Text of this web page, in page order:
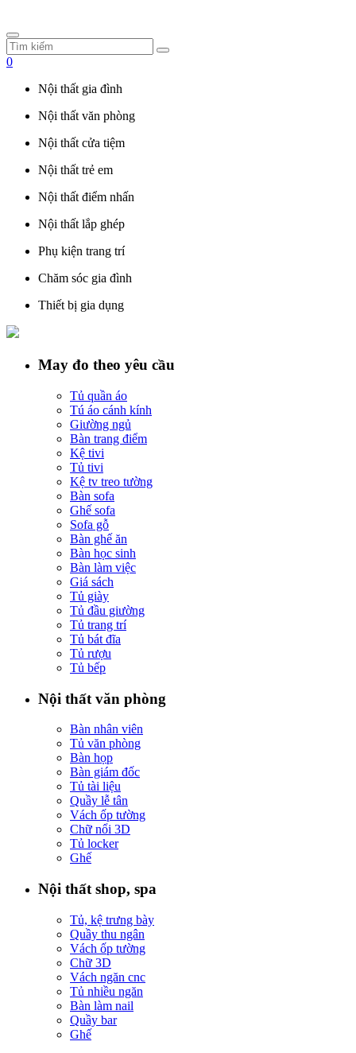
0
Nội thất gia đình
Nội thất văn phòng
Nội thất cửa tiệm
Nội thất trẻ em
Nội thất điểm nhấn
Nội thất lắp ghép
Phụ kiện trang trí
Chăm sóc gia đình
Thiết bị gia dụng
May đo theo yêu cầu
Tủ quần áo
Tú áo cánh kính
Giường ngủ
Bàn trang điểm
Kệ tivi
Tủ tivi
Kệ tv treo tường
Bàn sofa
Ghế sofa
Sofa gỗ
Bàn ghế ăn
Bàn học sinh
Bàn làm việc
Giá sách
Tủ giày
Tủ đầu giường
Tủ trang trí
Tủ bát đĩa
Tủ rượu
Tủ bếp
Nội thất văn phòng
Bàn nhân viên
Tủ văn phòng
Bàn họp
Bàn giám đốc
Tủ tài liệu
Quầy lễ tân
Vách ốp tường
Chữ nổi 3D
Tủ locker
Ghế
Nội thất shop, spa
Tủ, kệ trưng bày
Quầy thu ngân
Vách ốp tường
Chữ 3D
Vách ngăn cnc
Tủ nhiều ngăn
Bàn làm nail
Quầy bar
Ghế